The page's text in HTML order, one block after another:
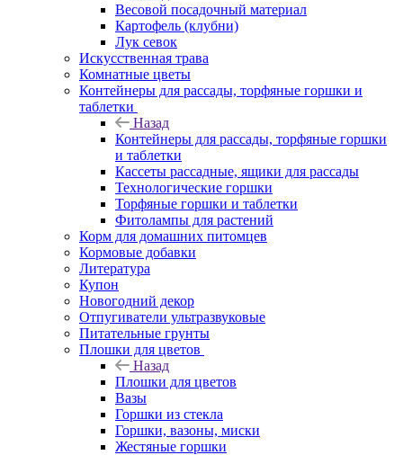
Весовой посадочный материал
Картофель (клубни)
Лук севок
Искусственная трава
Комнатные цветы
Контейнеры для рассады, торфяные горшки и
таблетки
Назад
Контейнеры для рассады, торфяные горшки
и таблетки
Кассеты рассадные, ящики для рассады
Технологические горшки
Торфяные горшки и таблетки
Фитолампы для растений
Корм для домашних питомцев
Кормовые добавки
Литература
Купон
Новогодний декор
Отпугиватели ультразвуковые
Питательные грунты
Плошки для цветов
Назад
Плошки для цветов
Вазы
Горшки из стекла
Горшки, вазоны, миски
Жестяные горшки